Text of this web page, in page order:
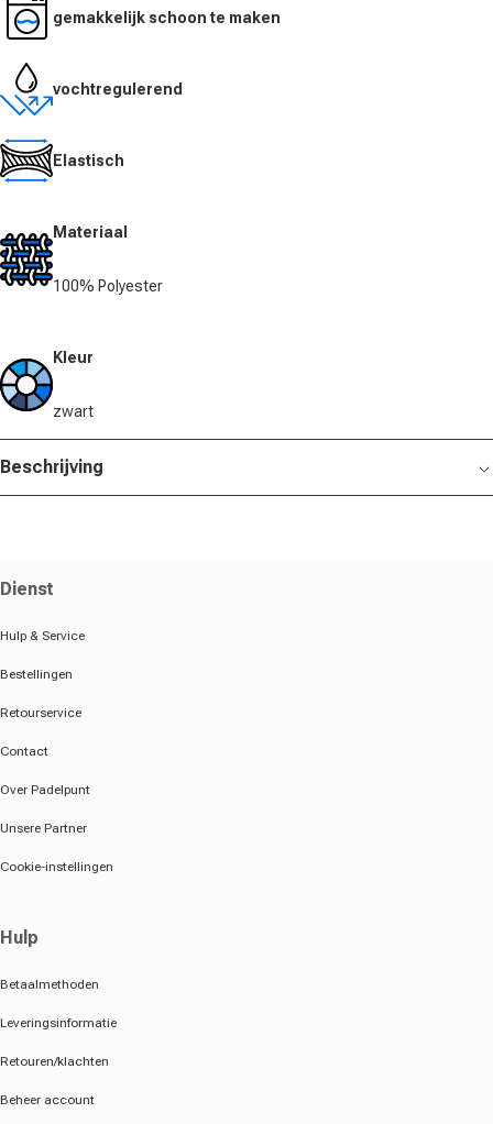
gemakkelijk schoon te maken
vochtregulerend
Elastisch
Materiaal
100% Polyester
Kleur
zwart
Beschrijving
Dienst
Hulp & Service
Bestellingen
Retourservice
Contact
Over Padelpunt
Unsere Partner
Cookie-instellingen
Hulp
Betaalmethoden
Leveringsinformatie
Retouren/klachten
Beheer account